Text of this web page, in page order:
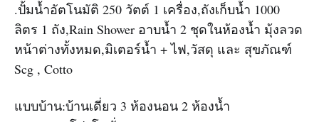
.ปั้มน้ำอัตโนมัติ 250 วัตต์ 1 เครื่อง,ถังเก็บน้ำ 1000
ลิตร 1 ถัง,Rain Shower อาบน้ำ 2 ชุดในห้องน้ำ มุ้งลวด
หน้าต่างทั้งหมด,มิเตอร์น้ำ + ไฟ,วัสดุ และ สุขภัณฑ์
Scg , Cotto
แบบบ้าน:บ้านเดี่ยว 3 ห้องนอน 2 ห้องน้ำ